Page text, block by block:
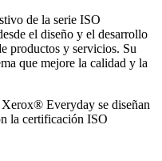
de la serie ISO
el diseño y el desarrollo
productos y servicios. Su
que mejore la calidad y la
Everyday se diseñan
la certificación ISO